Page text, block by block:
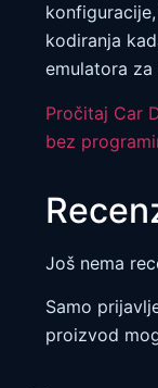
kodiranja
emulatora za
Pročitaj Car
bez
Još nema
Samo
proizvod